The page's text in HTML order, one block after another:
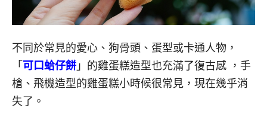
不同於常見的愛心、狗骨頭、蛋型或卡通人物，
「 可口蛤仔餅 」的雞蛋糕造型也充滿了復古感 ，手
槍、飛機造型的雞蛋糕小時候很常見，現在幾乎消
失了。